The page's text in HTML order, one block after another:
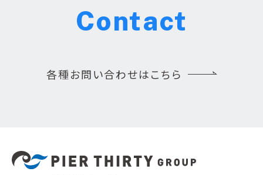
Contact
各種お問い合わせはこちら